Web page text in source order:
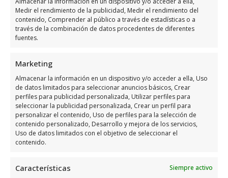
Medir el rendimiento de la publicidad, Medir el rendimiento del
contenido, Comprender al público a través de estadísticas o a
través de la combinación de datos procedentes de diferentes
fuentes.
Marketing
Almacenar la información en un dispositivo y/o acceder a ella, Uso
de datos limitados para seleccionar anuncios básicos, Crear
perfiles para publicidad personalizada, Utilizar perfiles para
seleccionar la publicidad personalizada, Crear un perfil para
personalizar el contenido, Uso de perfiles para la selección de
contenido personalizado, Desarrollo y mejora de los servicios,
Uso de datos limitados con el objetivo de seleccionar el
contenido.
Características
Siempre activo
Horario de servicio de Clic
AudicióN – Audicost AudíFonos
Días Horario
Lunes
10:00 a 14:00 –
16:00 a 20:00
Martes
10:00 a 14:00 –
Miércoles
16:00 a 20:00